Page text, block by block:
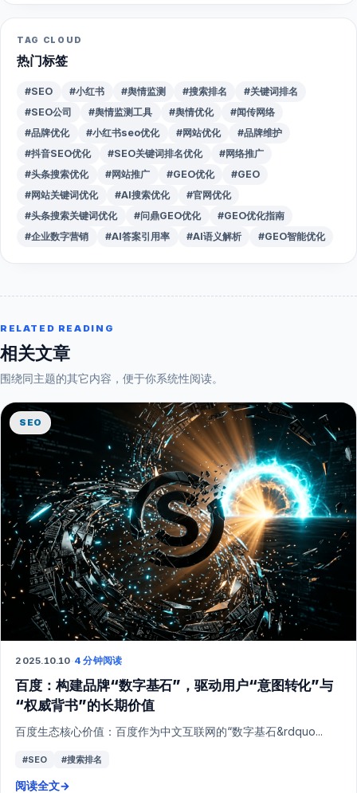
TAG CLOUD
热门标签
#SEO #小红书 #舆情监测 #搜索排名
#关键词排名
#SEO公司
#舆情监测工具 #舆情优化
#闻传网络
#品牌优化
#小红书seo优化 #网站优化
#品牌维护
#抖音SEO优化
#SEO关键词排名优化
#网络推广
#头条搜索优化
#网站推广 #GEO优化
#GEO
#网站关键词优化
#AI搜索优化
#官网优化
#头条搜索关键词优化
#问鼎GEO优化
#GEO优化指南
#企业数字营销
#AI答案引用率 #AI语义解析 #GEO智能优化
RELATED READING
相关文章
围绕同主题的其它内容，便于你系统性阅读。
SEO
2025.10.10·4 分钟阅读
百度：构建品牌“数字基石”，驱动用户“意图转化”与
“权威背书”的长期价值
百度生态核心价值：百度作为中文互联网的“数字基石&rdquo...
#SEO #搜索排名
阅读全文→